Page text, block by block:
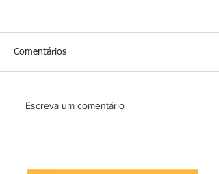
Comentários
Escreva um comentário